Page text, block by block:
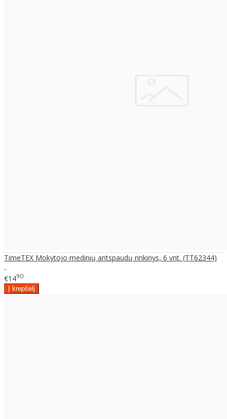
TimeTEX Mokytojo medinių antspaudų rinkinys, 6 vnt. (TT62344)
..
€1490